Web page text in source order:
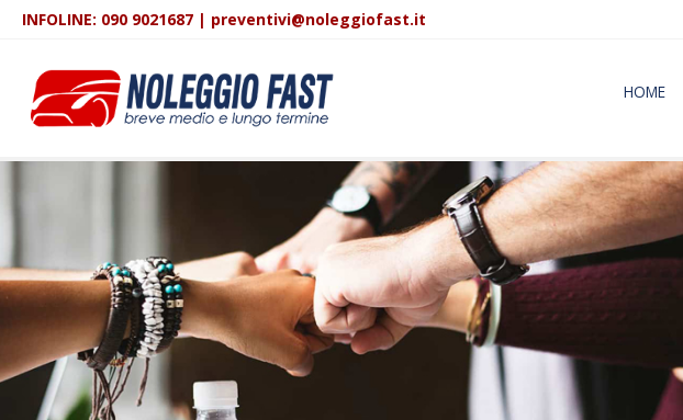
INFOLINE: 090 9021687 | preventivi@noleggiofast.it
HOME